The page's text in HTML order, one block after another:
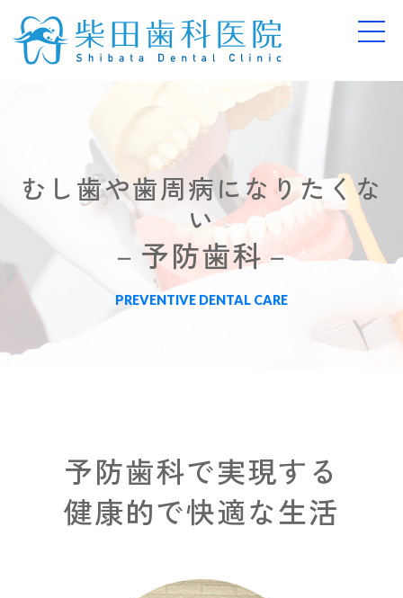
むし歯や歯周病になりたくな
い
－予防歯科－
PREVENTIVE DENTAL CARE
予防歯科で実現する
健康的で快適な生活